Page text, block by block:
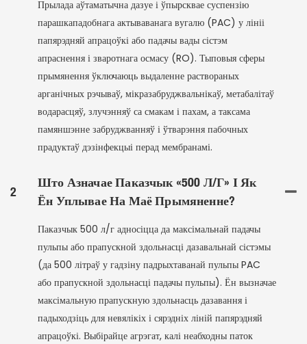
Прылада аўтаматычна дазуе і ўпырсквае суспензію
парашкападобнага актываванага вугалю (PAC) у лініі
папярэдняй апрацоўкі або падачы вады сістэм
апраснення і зваротнага осмасу (RO). Тыповыя сферы
прымянення ўключаюць выдаленне раствораных
арганічных рэчываў, мікразабруджвальнікаў, метабалітаў
водарасцяў, злучэнняў са смакам і пахам, а таксама
памяншэнне забруджванняў і ўтварэння пабочных
прадуктаў дэзінфекцыі перад мембранамі.
2
Што Азначае Паказчык «500 Л/г» І Як
Ён Уплывае На Маё Прымяненне?
Паказчык 500 л/г адносіцца да максімальнай падачы
пульпы або прапускной здольнасці дазавальнай сістэмы
(да 500 літраў у гадзіну падрыхтаванай пульпы PAC
або прапускной здольнасці падачы пульпы). Ён вызначае
максімальную прапускную здольнасць дазавання і
падыходзіць для невялікіх і сярэдніх ліній папярэдняй
апрацоўкі. Выбірайце агрэгат, калі неабходны паток